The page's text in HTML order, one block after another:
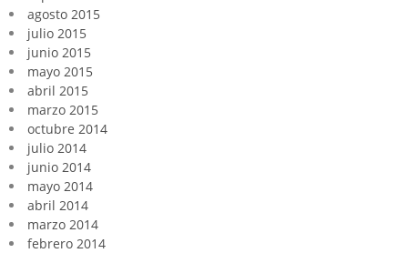
agosto 2015
julio 2015
junio 2015
mayo 2015
abril 2015
marzo 2015
octubre 2014
julio 2014
junio 2014
mayo 2014
abril 2014
marzo 2014
febrero 2014